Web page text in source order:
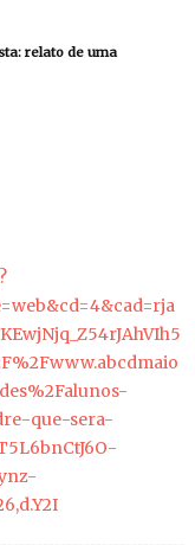
relato de uma
que-sera-